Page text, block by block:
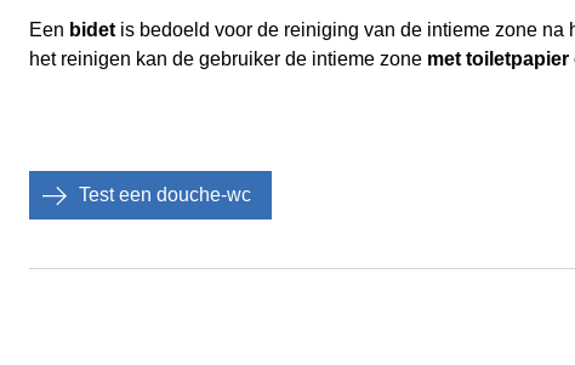
Een bidet is bedoeld voor de reiniging van de intieme zone na
het reinigen kan de gebruiker de intieme zone met
Test een douche-wc